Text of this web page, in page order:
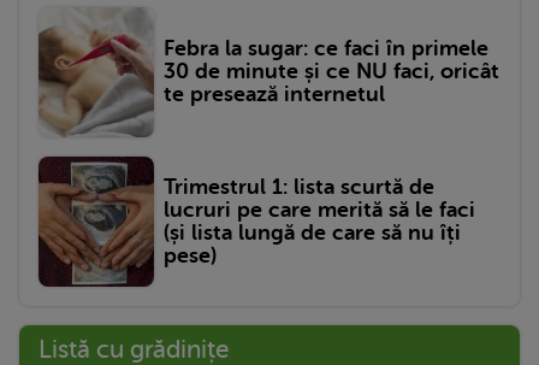
Febra la sugar: ce faci în primele
30 de minute și ce NU faci, oricât
te presează internetul
Trimestrul 1: lista scurtă de
lucruri pe care merită să le faci
(și lista lungă de care să nu îți
pese)
Listă cu grădinițe